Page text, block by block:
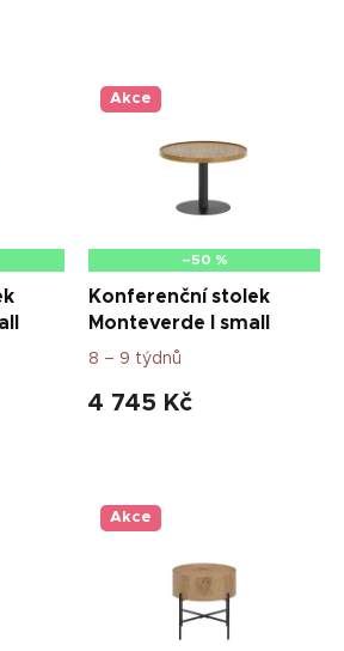
Akce
–50 %
Konferenční stolek
Monteverde I small
8 – 9 týdnů
4 745 Kč
Akce